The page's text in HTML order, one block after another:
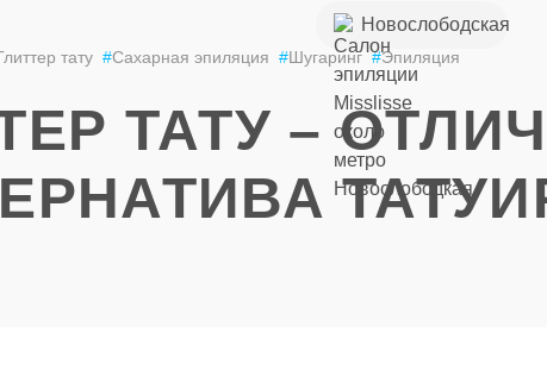
Новослободская
тату #Сахарная эпиляция #Шугаринг #Эпиляция
ТАТУ –